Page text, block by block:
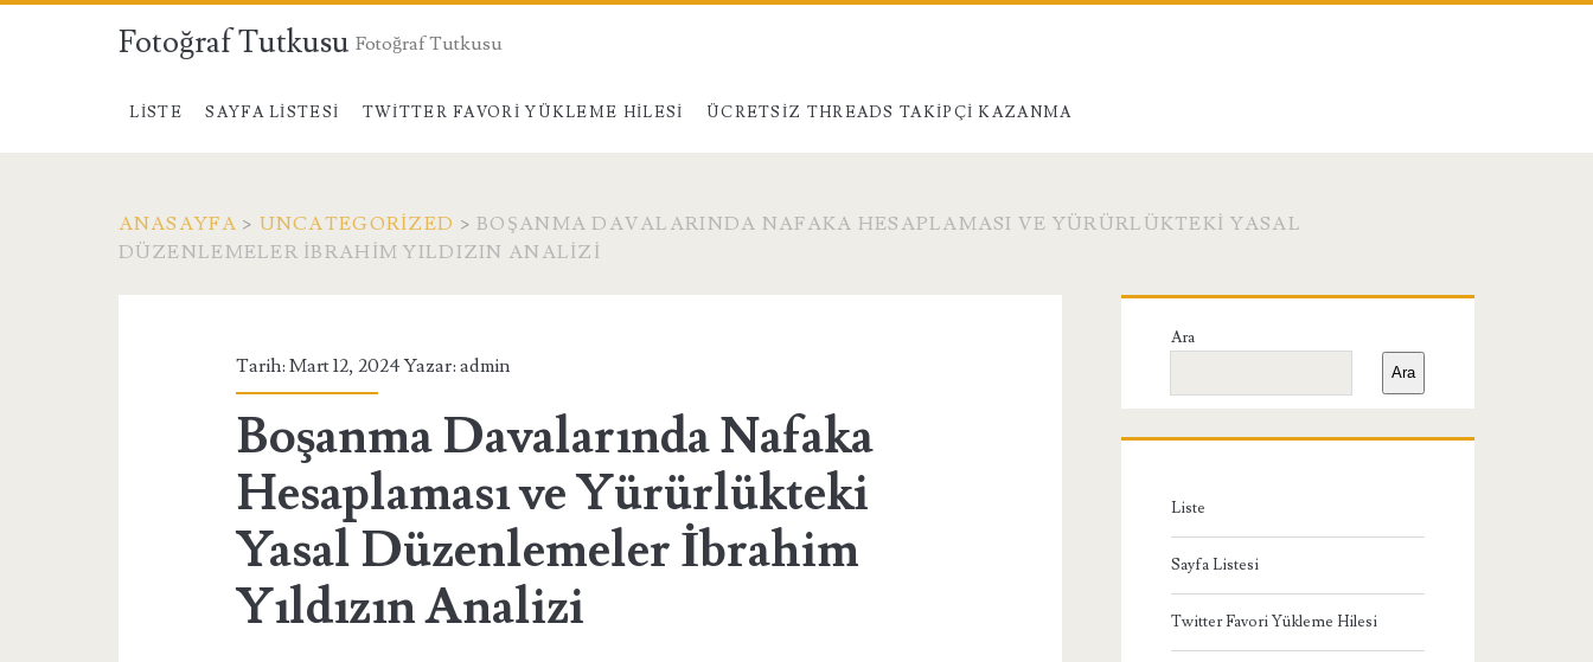
Fotoğraf Tutkusu Fotoğraf Tutkusu
LISTE SAYFA LISTESI TWITTER FAVORI YÜKLEME HILESI ÜCRETSIZ THREADS TAKIPÇI KAZANMA
ANASAYFA > UNCATEGORIZED >BOŞANMA DAVALARINDA NAFAKA HESAPLAMASI VE YÜRÜRLÜKTEKI YASAL
DÜZENLEMELER İBRAHIM YILDIZIN ANALIZI
Tarih: Mart 12, 2024 Yazar:admin
Boşanma Davalarında Nafaka
Hesaplaması ve Yürürlükteki
Yasal Düzenlemeler İbrahim
Yıldızın Analizi
Birincil
Yan
Menü
Ara
Ara
Liste
Sayfa Listesi
Twitter Favori Yükleme Hilesi